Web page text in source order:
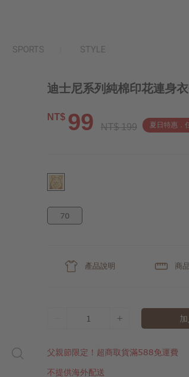
SPORTS STYLE
迪士尼系列純棉印花連身
NT$ 99 NT$ 199 夏日特惠．
70
產品說明 商
1
父親節限定！超商取貨滿588免運費
不提供海外配送